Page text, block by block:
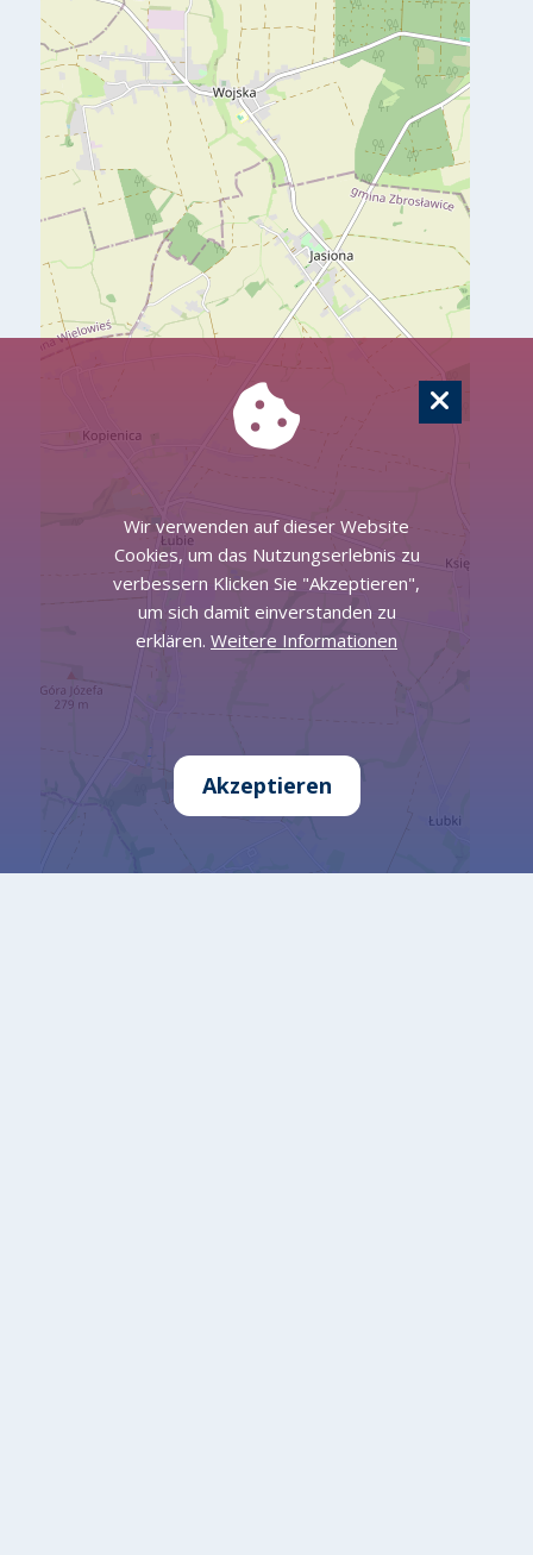
Wir verwenden auf dieser Website
Cookies, um das Nutzungserlebnis zu
verbessern Klicken Sie "Akzeptieren",
um sich damit einverstanden zu
erklären. Weitere Informationen
Akzeptieren